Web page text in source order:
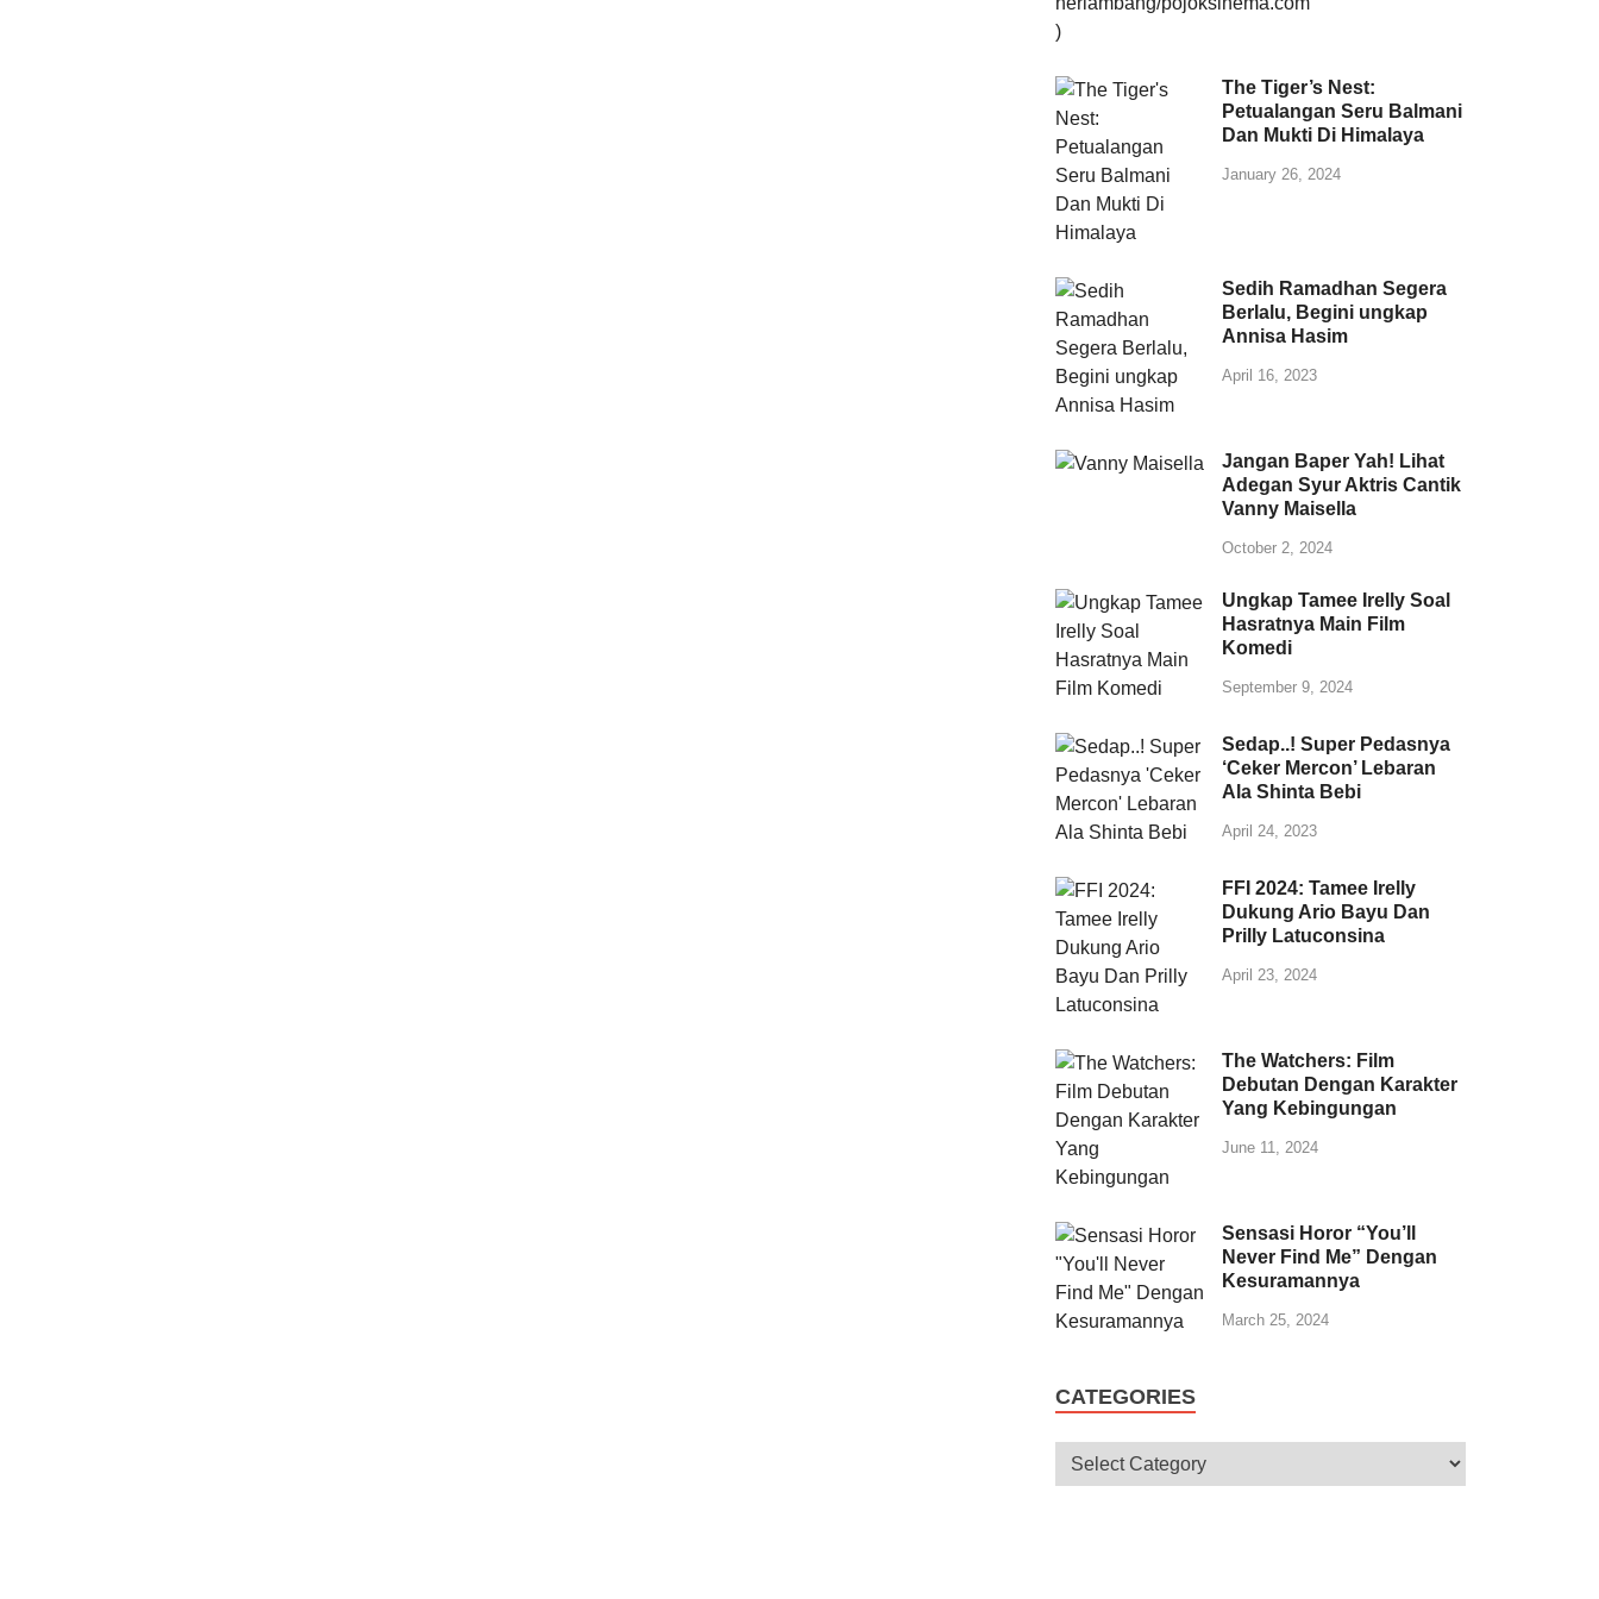
The Tiger’s Nest:
Petualangan Seru Balmani
Dan Mukti Di Himalaya
January 26, 2024
Sedih Ramadhan Segera
Berlalu, Begini ungkap
Annisa Hasim
April 16, 2023
Jangan Baper Yah! Lihat
Adegan Syur Aktris Cantik
Vanny Maisella
October 2, 2024
Ungkap Tamee Irelly Soal
Hasratnya Main Film
Komedi
September 9, 2024
Sedap..! Super Pedasnya
‘Ceker Mercon’ Lebaran
Ala Shinta Bebi
April 24, 2023
FFI 2024: Tamee Irelly
Dukung Ario Bayu Dan
Prilly Latuconsina
April 23, 2024
The Watchers: Film
Debutan Dengan Karakter
Yang Kebingungan
June 11, 2024
Sensasi Horor “You’ll
Never Find Me” Dengan
Kesuramannya
March 25, 2024
CATEGORIES